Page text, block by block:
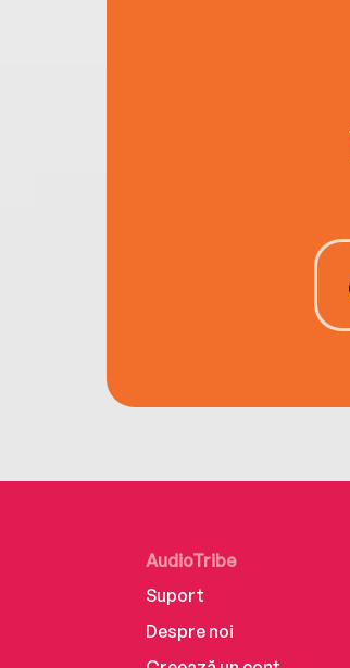
AudioTribe
Suport
Despre noi